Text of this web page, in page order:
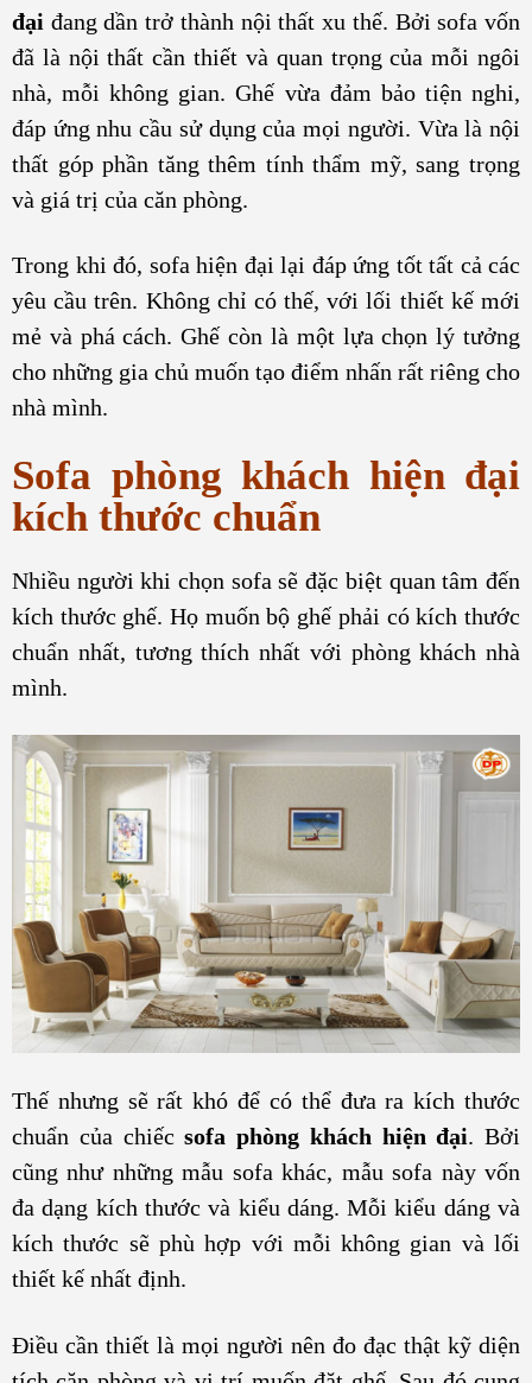
đại đang dần trở thành nội thất xu thế. Bởi sofa vốn
đã là nội thất cần thiết và quan trọng của mỗi ngôi
nhà, mỗi không gian. Ghế vừa đảm bảo tiện nghi,
đáp ứng nhu cầu sử dụng của mọi người. Vừa là nội
thất góp phần tăng thêm tính thẩm mỹ, sang trọng
và giá trị của căn phòng.
Trong khi đó, sofa hiện đại lại đáp ứng tốt tất cả các
yêu cầu trên. Không chỉ có thế, với lối thiết kế mới
mẻ và phá cách. Ghế còn là một lựa chọn lý tưởng
cho những gia chủ muốn tạo điểm nhấn rất riêng cho
nhà mình.
Sofa phòng khách hiện đại
kích thước chuẩn
Nhiều người khi chọn sofa sẽ đặc biệt quan tâm đến
kích thước ghế. Họ muốn bộ ghế phải có kích thước
chuẩn nhất, tương thích nhất với phòng khách nhà
mình.
Thế nhưng sẽ rất khó để có thể đưa ra kích thước
chuẩn của chiếcsofa phòng khách hiện đại. Bởi
cũng như những mẫu sofa khác, mẫu sofa này vốn
đa dạng kích thước và kiểu dáng. Mỗi kiểu dáng và
kích thước sẽ phù hợp với mỗi không gian và lối
thiết kế nhất định.
Điều cần thiết là mọi người nên đo đạc thật kỹ diện